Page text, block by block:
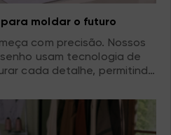
moldar o futuro
com precisão. Nossos
usam tecnologia de
cada detalhe, permitindo
precisão e liderem as